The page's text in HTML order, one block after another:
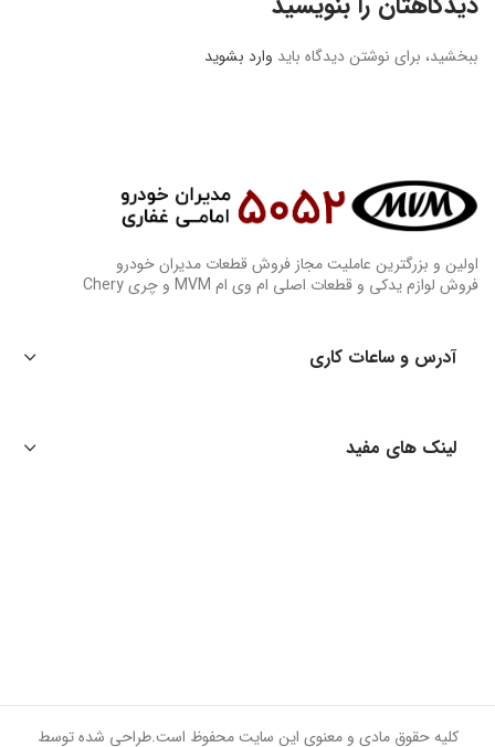
ببخشید، برای نوشتن دیدگاه باید وارد بشوید
اولین و بزرگترین عاملیت مجاز فروش قطعات مدیران خودرو
فروش لوازم یدکی و قطعات اصلی ام وی ام MVM و چری Chery
آدرس و ساعات کاری
لینک های مفید
کلیه حقوق مادی و معنوی این سایت محفوظ است.طراحی شده توسط